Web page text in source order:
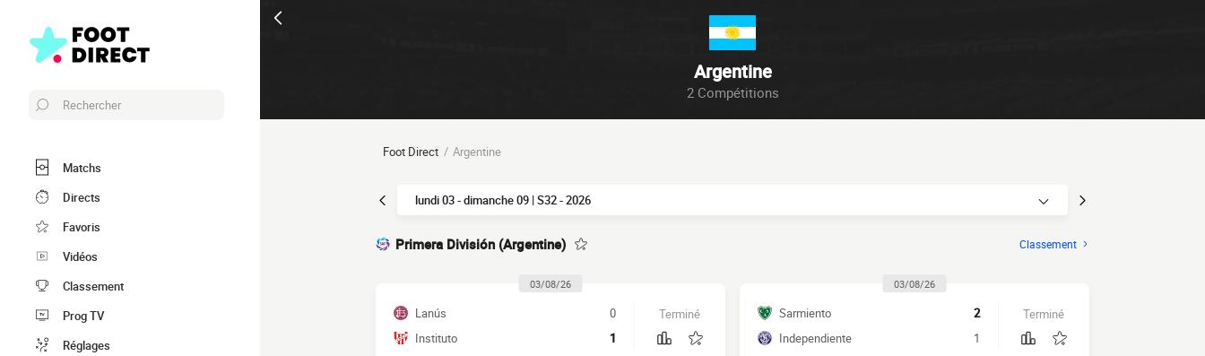
Argentine
2 Compétitions
Rechercher
Matchs
Directs
Favoris
Vidéos
Classement
Prog TV
Réglages
Foot Direct Argentine
lundi 03 - dimanche 09 | S32 - 2026
Primera División (Argentine) Classement
03/08/26
Lanús
0
Instituto
1
Terminé
03/08/26
Sarmiento
2
Independiente
1
Terminé